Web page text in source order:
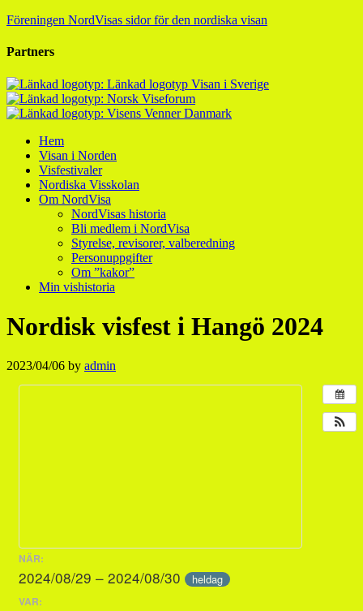
Föreningen NordVisas sidor för den nordiska visan
Partners
Hem
Visan i Norden
Visfestivaler
Nordiska Visskolan
Om NordVisa
NordVisas historia
Bli medlem i NordVisa
Styrelse, revisorer, valberedning
Personuppgifter
Om ”kakor”
Min vishistoria
Nordisk visfest i Hangö 2024
2023/04/06 by admin
NÄR:
2024/08/29 – 2024/08/30 heldag
VAR: